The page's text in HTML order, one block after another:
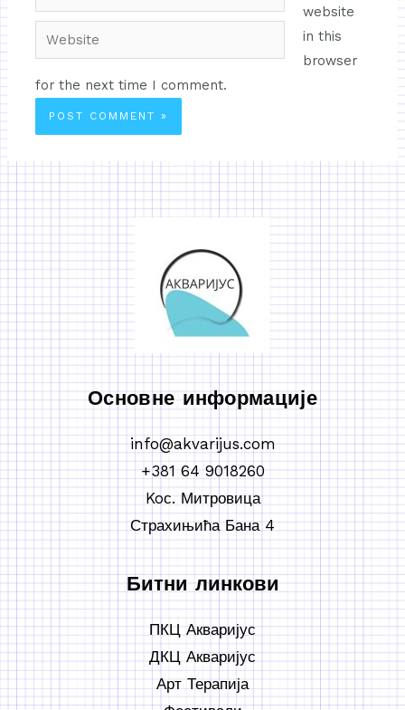
website
in this
browser
for the next time I comment.
Основне информације
info@akvarijus.com
+381 64 9018260
Koс. Митровица
Страхињића Бана 4
Битни линкови
ПКЦ Акваријус
ДКЦ Акваријус
Арт Терапија